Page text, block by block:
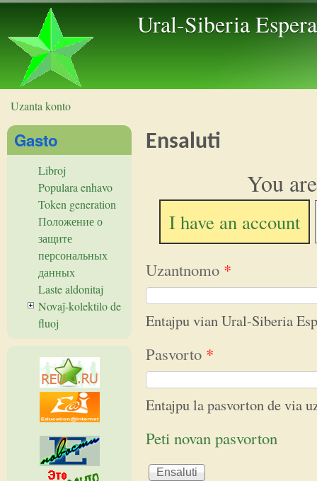
Ural-Siberia
Vi estas ĉi tie
Uzanta konto
Ensaluti
You
I have an account
Uzantnomo *
Entajpu vian Ural-Siberia
Pasvorto *
Entajpu la pasvorton de via
Peti novan pasvorton
Gasto
Libroj
Populara enhavo
Token generation
Положение о
защите
персональных
данных
Laste aldonitaj
Novaĵ-kolektilo de
fluoj